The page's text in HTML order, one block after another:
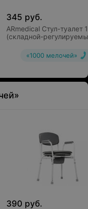
345 руб.
ARmedical Стул-туалет
(складной-
«1000 мелочей»
390 руб.